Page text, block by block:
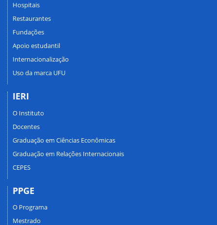
Hospitais
Restaurantes
Fundações
Apoio estudantil
Internacionalização
Uso da marca UFU
IERI
O Instituto
Docentes
Graduação em Ciências Econômicas
Graduação em Relações Internacionais
CEPES
PPGE
O Programa
Mestrado